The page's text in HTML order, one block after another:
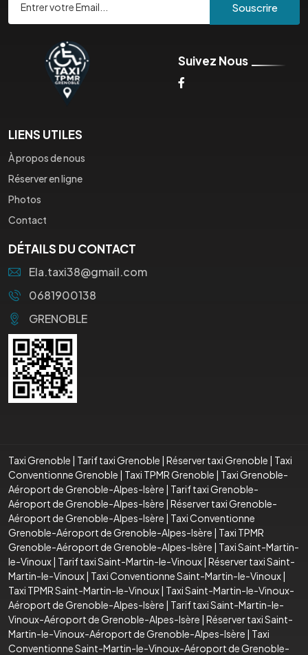
Souscrire
Suivez Nous
LIENS UTILES
À propos de nous
Réserver en ligne
Photos
Contact
DÉTAILS DU CONTACT
Ela.taxi38@gmail.com
0681900138
GRENOBLE
Taxi Grenoble | Tarif taxi Grenoble | Réserver taxi Grenoble | Taxi
Conventionne Grenoble | Taxi TPMR Grenoble | Taxi Grenoble-
Aéroport de Grenoble-Alpes-Isère | Tarif taxi Grenoble-
Aéroport de Grenoble-Alpes-Isère | Réserver taxi Grenoble-
Aéroport de Grenoble-Alpes-Isère | Taxi Conventionne
Grenoble-Aéroport de Grenoble-Alpes-Isère | Taxi TPMR
Grenoble-Aéroport de Grenoble-Alpes-Isère | Taxi Saint-Martin-
le-Vinoux| Tarif taxi Saint-Martin-le-Vinoux| Réserver taxi Saint-
Martin-le-Vinoux| Taxi Conventionne Saint-Martin-le-Vinoux|
Taxi TPMR Saint-Martin-le-Vinoux| Taxi Saint-Martin-le-Vinoux-
Aéroport de Grenoble-Alpes-Isère | Tarif taxi Saint-Martin-le-
Vinoux-Aéroport de Grenoble-Alpes-Isère | Réserver taxi Saint-
Martin-le-Vinoux-Aéroport de Grenoble-Alpes-Isère | Taxi
Conventionne Saint-Martin-le-Vinoux-Aéroport de Grenoble-